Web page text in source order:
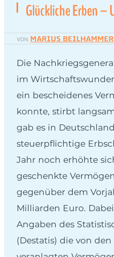
Glückliche Erben –
VON MARIUS BEILHAMMER
Die
im
ein bescheidenes
konnte, stirbt
gab es in Deutschland
steuerpflichtige
Jahr noch erhöhte
geschenkte
gegenüber dem
Milliarden Euro.
Angaben des
(Destatis) die von